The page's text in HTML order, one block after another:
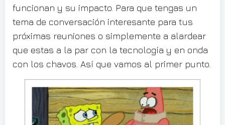
funcionan y su impacto. Para que tengas un
tema de conversación interesante para tus
próximas reuniones o simplemente a alardear
que estas a la par con la tecnología y en onda
con los chavos. Así que vamos al primer punto.